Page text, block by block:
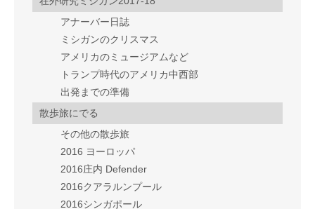
アナーバー日誌
ミシガンのクリスマス
アメリカのミュージアムなど
トランプ時代のアメリカ中西部
出発までの準備
散歩旅にでる
その他の散歩旅
2016 ヨーロッパ
2016庄内 Defender
2016クアラルンプール
2016シンガポール